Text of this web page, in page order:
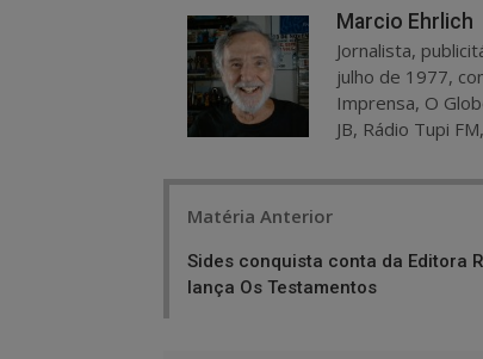
Marcio Ehrlich
Jornalista,
julho de 1977,
Imprensa, O
JB, Rádio Tupi
Matéria Anterior
Sides conquista conta da Editora
lança Os Testamentos